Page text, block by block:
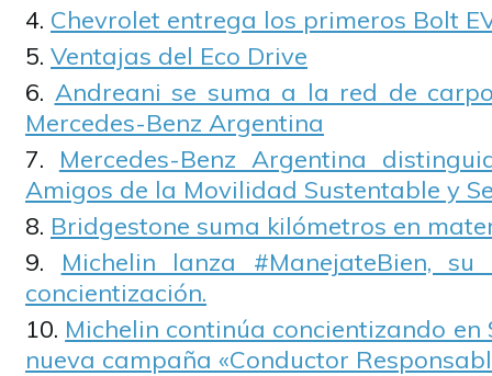
Chevrolet entrega los primeros Bolt
Ventajas del Eco Drive
Andreani se suma a la red de
Mercedes-Benz Argentina
Mercedes-Benz Argentina
Amigos de la Movilidad Sustentable y
Bridgestone suma kilómetros en
Michelin lanza #ManejateBien,
concientización.
Michelin continúa concientizando
nueva campaña «Conductor